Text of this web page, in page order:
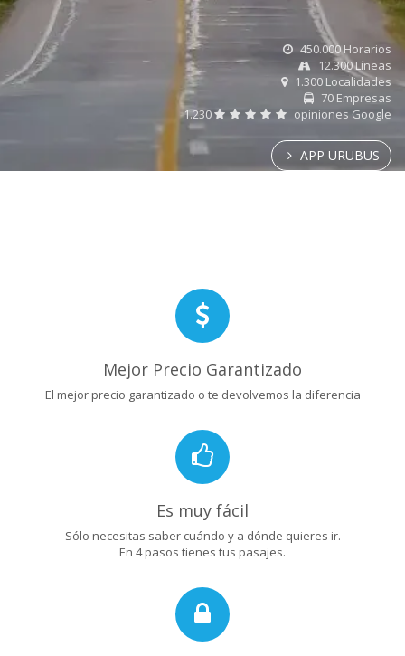
450.000 Horarios
12.300 Líneas
1.300 Localidades
70 Empresas
1.230
opiniones Google
APP URUBUS
Mejor Precio Garantizado
El mejor precio garantizado o te devolvemos la diferencia
Es muy fácil
Sólo necesitas saber cuándo y a dónde quieres ir.
En 4 pasos tienes tus pasajes.